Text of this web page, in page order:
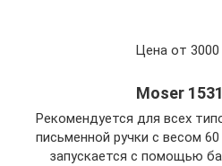
Цена от 3000
Moser
Рекомендуется для всех
письменной ручки с весом
запускается с помощью